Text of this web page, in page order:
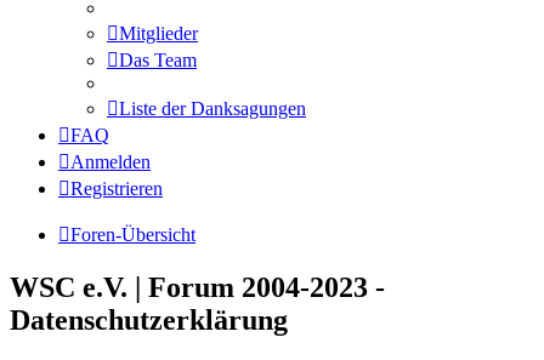
Mitglieder
Das Team
Liste der Danksagungen
FAQ
Anmelden
Registrieren
Foren-Übersicht
WSC e.V. | Forum 2004-2023 -
Datenschutzerklärung